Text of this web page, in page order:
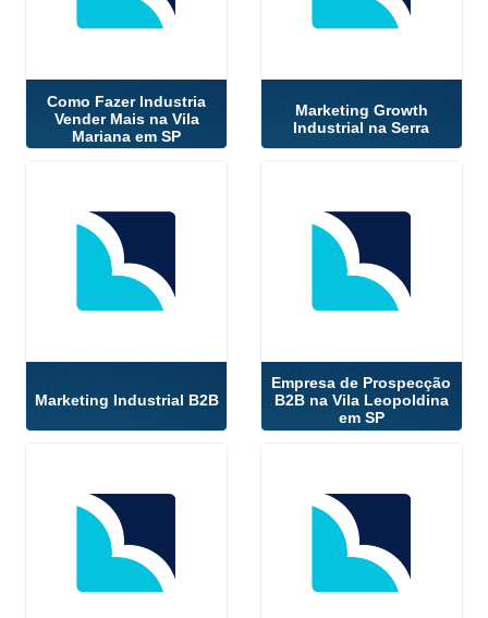
Como Fazer Industria
Vender Mais na Vila
Mariana em SP
Marketing Growth
Industrial na Serra
Marketing Industrial B2B
Empresa de Prospecção
B2B na Vila Leopoldina
em SP